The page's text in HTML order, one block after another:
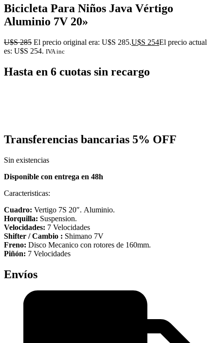
Bicicleta Para Niños Java Vértigo
Aluminio 7V 20»
U$S285 El precio original era: U$S 285.U$S 254El precio actual
es: U$S 254. IVA inc
Hasta en 6 cuotas sin recargo
Transferencias bancarias 5% OFF
Sin existencias
Disponible con entrega en 48h
Caracteristicas:
Cuadro: Vertigo 7S 20″. Aluminio.
Horquilla: Suspension.
Velocidades: 7 Velocidades
Shifter / Cambio : Shimano 7V
Freno: Disco Mecanico con rotores de 160mm.
Piñón: 7 Velocidades
Envíos